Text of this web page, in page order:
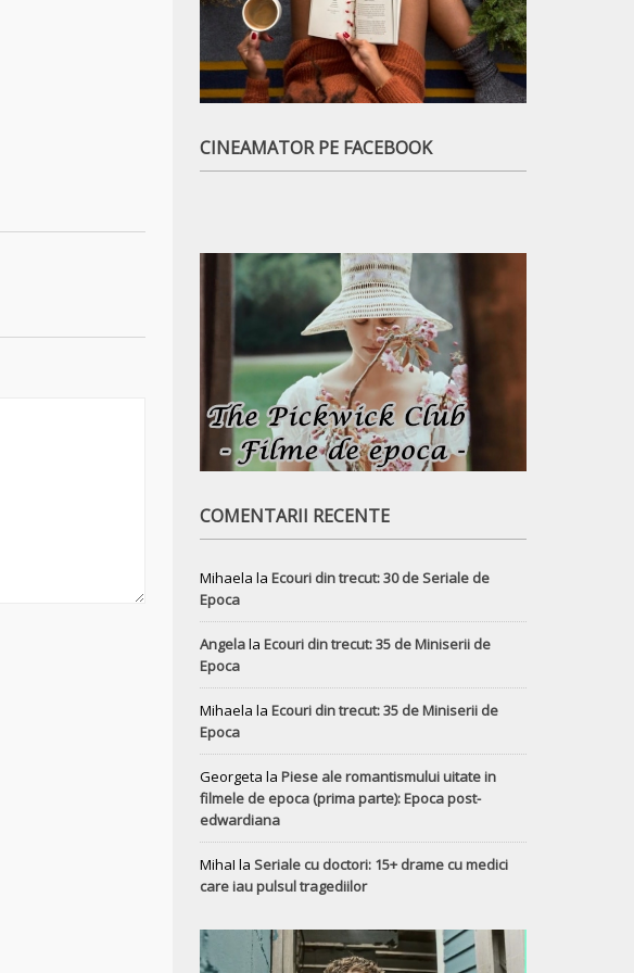
CINEAMATOR PE FACEBOOK
COMENTARII RECENTE
Mihaela la Ecouri din trecut: 30 de Seriale de
Epoca
Angelala Ecouri din trecut: 35 de Miniserii de
Epoca
Mihaela la Ecouri din trecut: 35 de Miniserii de
Epoca
Georgeta la Piese ale romantismului uitate in
filmele de epoca (prima parte): Epoca post-
edwardiana
MihaI la Seriale cu doctori: 15+ drame cu medici
care iau pulsul tragediilor